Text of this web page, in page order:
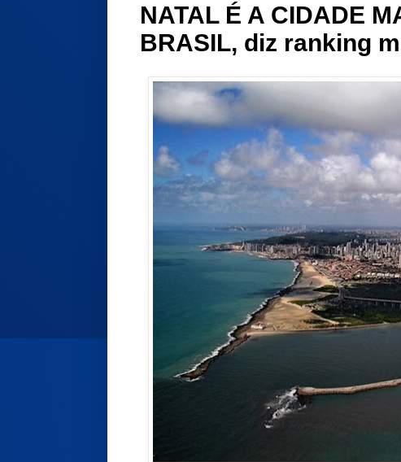
NATAL É A CIDADE
BRASIL, diz ranking